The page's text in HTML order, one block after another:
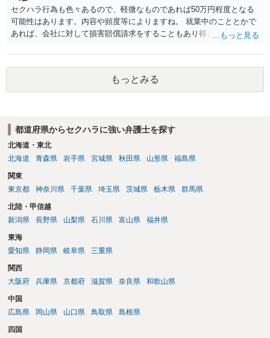
れますので、録音データやLINEでのやり取り等を確認する必要がある
かと存じます。 ⑤退職勧奨については退職する意思がないのであれば
きっぱりと断ればよく、解雇については不当な解雇である場合には解
雇無効を争うなどの対応が考えられます。 回答としては以上になりま
すが、まずは、資料一式をご持参いただき最寄りの法律事務所にご相
談するか、労働基準監督署に相談する等の対応をしていただくことが
セクハラ行為も色々あるので、軽微なものであれば50万円程度となる
可能性はあります。内容や頻度等によりますね。 就業中のこととかで
あれば、会社に対して損害賠償請求をすることもあり得ます。
もっとみる
都道府県からセクハラに強い弁護士を探す
北海道・東北
北海道
青森県 岩手県 宮城県 秋田県 山形県 福島県
関東
東京都
神奈川県 千葉県 埼玉県 茨城県 栃木県 群馬県
北陸・甲信越
新潟県
長野県 山梨県 石川県 富山県 福井県
東海
愛知県
静岡県 岐阜県 三重県
関西
大阪府
兵庫県 京都府 滋賀県 奈良県 和歌山県
中国
広島県
岡山県 山口県 鳥取県 島根県
四国